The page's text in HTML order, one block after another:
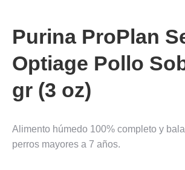
Purina ProPlan
Optiage Pollo
gr (3 oz)
Alimento húmedo 100% completo y
perros mayores a 7 años.